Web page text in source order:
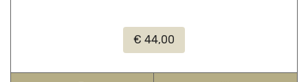
€ 44,00